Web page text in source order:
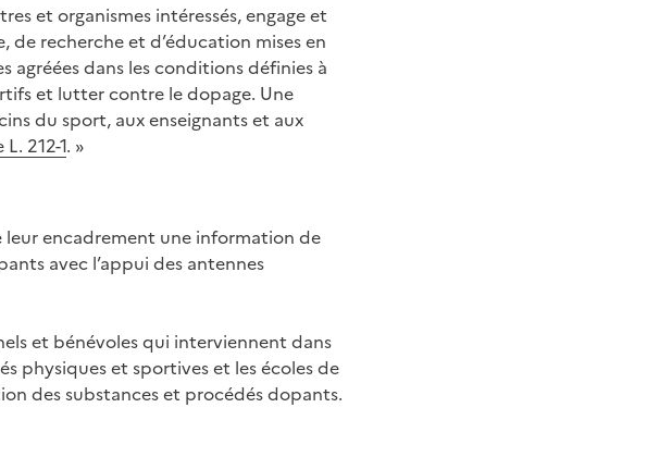
et organismes intéressés, engage et
recherche et d’éducation mises en
dans les conditions définies à
et lutter contre le dopage. Une
du sport, aux enseignants et aux
L. 212-1. »
leur encadrement une information de
avec l’appui des antennes
et bénévoles qui interviennent dans
physiques et sportives et les écoles de
des substances et procédés dopants.